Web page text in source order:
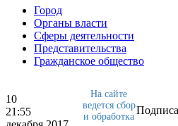
Город
Органы власти
Сферы деятельности
Представительства
Гражданское общество
10
21:55
На сайте
ведется сбор
и обработка